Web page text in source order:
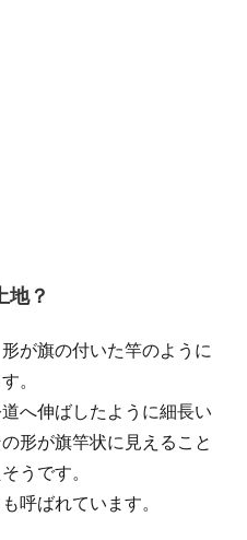
地？
が旗の付いた竿のように
。
へ伸ばしたように細長い
形が旗竿状に見えること
うです。
呼ばれています。